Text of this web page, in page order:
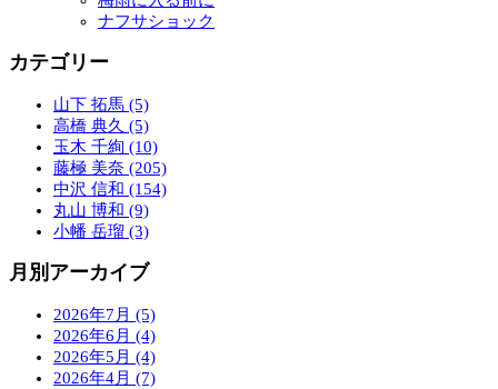
ナフサショック
カテゴリー
山下 拓馬 (5)
高橋 典久 (5)
玉木 千絢 (10)
藤極 美奈 (205)
中沢 信和 (154)
丸山 博和 (9)
小幡 岳瑠 (3)
月別アーカイブ
2026年7月 (5)
2026年6月 (4)
2026年5月 (4)
2026年4月 (7)